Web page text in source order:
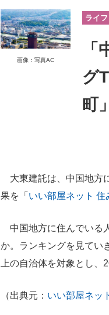
ビジネスと働き方のヒント
ちょっと気になるネットの話
画像：写真AC
ライフ
グ
町
大東建託は、中国地方
果を「 いい部屋ネット 住
中国地方に住んでいる
か。ランキングを見てい
上の自治体を対象とし、
（出典元： いい部屋ネッ